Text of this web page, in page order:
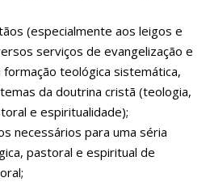
(especialmente aos leigos e
serviços de evangelização e
formação teológica sistemática,
da doutrina cristã (teologia,
e espiritualidade);
necessários para uma séria
pastoral e espiritual de